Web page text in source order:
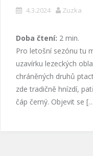
4.3.2024 Zuzka
Doba čtení: 2 min.
Pro letošní sezónu tu
uzavírku lezeckých
chráněných druhů
zde tradičně hnízdí,
čáp černý. Objevit se